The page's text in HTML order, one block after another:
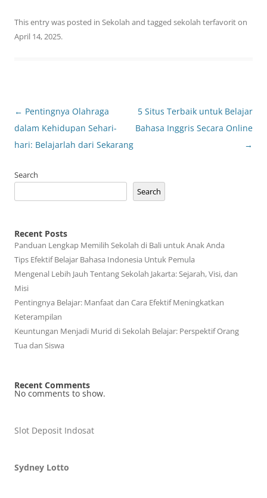
This entry was posted in Sekolah and tagged sekolah terfavoriton
April 14, 2025.
Post
navigation
← Pentingnya Olahraga
dalam Kehidupan Sehari-
hari: Belajarlah dari Sekarang
5 Situs Terbaik untuk Belajar
Bahasa Inggris Secara Online
→
Search
Search
Recent Posts
Panduan Lengkap Memilih Sekolah di Bali untuk Anak Anda
Tips Efektif Belajar Bahasa Indonesia Untuk Pemula
Mengenal Lebih Jauh Tentang Sekolah Jakarta: Sejarah, Visi, dan
Misi
Pentingnya Belajar: Manfaat dan Cara Efektif Meningkatkan
Keterampilan
Keuntungan Menjadi Murid di Sekolah Belajar: Perspektif Orang
Tua dan Siswa
Recent Comments
No comments to show.
Slot Deposit Indosat
Sydney Lotto